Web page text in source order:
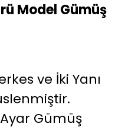
Model Gümüş
ve İki Yanı
Gümüş